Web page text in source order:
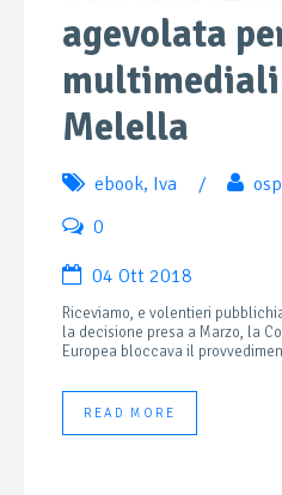
agevolata
Melella
ebook, Iva /
0
04 Ott 2018
Riceviamo, e volentieri
la decisione presa a Marzo, la
Europea bloccava il
READ MORE